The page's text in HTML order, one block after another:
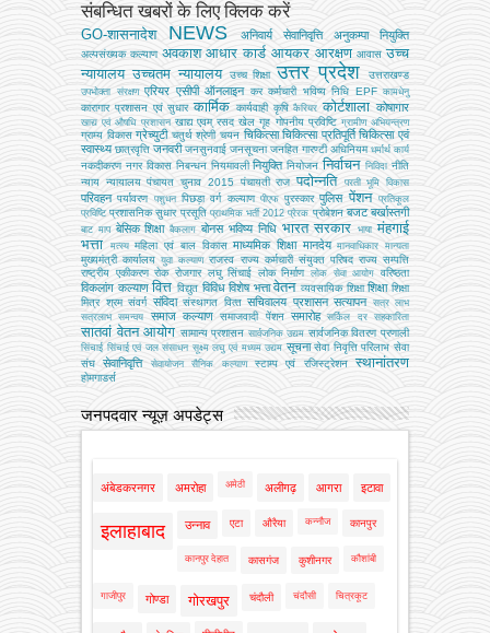
संबन्धित खबरों के लिए क्लिक करें
GO-शासनादेश NEWS अनिवार्य सेवानिवृत्ति अनुकम्पा नियुक्ति
अल्‍पसंख्‍यक कल्‍याण अवकाश आधार कार्ड आयकर आरक्षण आवास उच्च
न्यायालय उच्चतम न्यायालय उच्‍च शिक्षा उत्तर प्रदेश उत्तराखण्ड
उपभोक्‍ता संरक्षण एरियर एसीपी ऑनलाइन कर कर्मचारी भविष्य निधि EPF कामधेनु
कारागार प्रशासन एवं सुधार कार्मिक कार्यवाही कृषि कैरियर कोर्टशाला कोषागार
खाद्य एवं औषधि प्रशासन खाद्य एवम् रसद खेल गृह गोपनीय प्रविष्टि ग्रामीण अभियन्‍त्रण
ग्राम्य विकास ग्रेच्युटी चतुर्थ श्रेणी चयन चिकित्सा चिकित्सा प्रतिपूर्ति चिकित्‍सा एवं
स्वास्थ्य छात्रवृत्ति जनवरी जनसुनवाई जनसूचना जनहित गारण्टी अधिनियम धर्मार्थ कार्य
नकदीकरण नगर विकास निबन्‍धन नियमावली नियुक्ति नियोजन निर्वाचन निविदा नीति
न्याय न्यायालय पंचायत चुनाव 2015 पंचायती राज पदोन्नति परती भूमि विकास
परिवहन पर्यावरण पशुधन पिछड़ा वर्ग कल्‍याण पीएफ पुरस्कार पुलिस पेंशन
प्रतिकूल
प्रविष्टि प्रशासनिक सुधार प्रसूति प्राथमिक भर्ती 2012 प्रेरक प्रोबेशन बजट बर्खास्तगी
बाट माप बेसिक शिक्षा बैकलाग बोनस भविष्य निधि भारत सरकार भाषा मंहगाई
भत्ता
मत्‍स्‍य महिला एवं बाल विकास माध्यमिक शिक्षा मानदेय मानवाधिकार मान्यता
मुख्‍यमंत्री कार्यालय युवा कल्याण राजस्व राज्य कर्मचारी संयुक्त परिषद राज्य सम्पत्ति
राष्ट्रीय एकीकरण रोक रोजगार लघु सिंचाई लोक निर्माण लोक सेवा आयोग वरिष्ठता
विकलांग कल्याण वित्त विद्युत विविध विशेष भत्ता वेतन व्‍यवसायिक शिक्षा शिक्षा शिक्षा
मित्र श्रम संवर्ग संविदा संस्‍थागत वित्‍त सचिवालय प्रशासन सत्यापन सत्र लाभ
सत्रलाभ
समन्वय समाज कल्याण समाजवादी पेंशन समारोह सर्किल दर सहकारिता
सातवां वेतन आयोग सामान्य प्रशासन सार्वजनिक उद्यम सार्वजनिक वितरण प्रणाली
सिंचाई सिंचाई एवं जल संसाधन सूक्ष्म लघु एवं मध्यम उद्यम सूचना सेवा निवृत्ति परिलाभ सेवा
संघ
सेवानिवृत्ति सेवायोजन सैनिक कल्‍याण स्टाम्प एवं रजिस्ट्रेशन स्थानांतरण
होमगाडर्स
जनपदवार न्यूज़ अपडेट्स
अंबेडकरनगर अमरोहा अमेठी अलीगढ़ आगरा इटावा
इलाहाबाद उन्नाव एटा औरैया कन्नौज कानपुर
कानपुर देहात कासगंज कुशीनगर कौशांबी
गाजीपुर गोण्डा गोरखपुर चंदौली चंदौसी चित्रकूट